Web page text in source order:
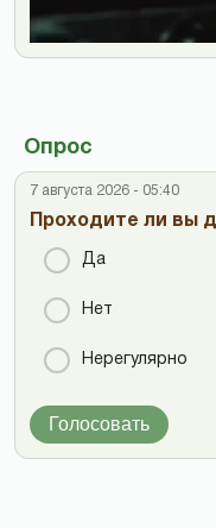
Опрос
7 августа 2026 - 05:40
Проходите ли вы
Да
Нет
Нерегулярно
Голосовать